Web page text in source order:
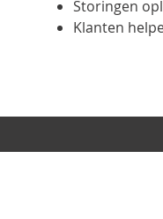
Storingen
Klanten